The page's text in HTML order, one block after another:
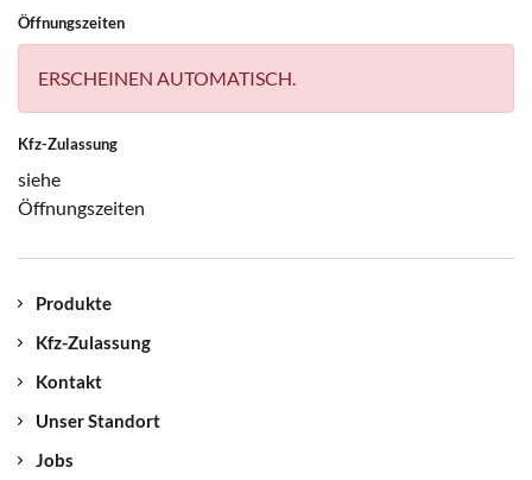
Öffnungszeiten
ERSCHEINEN AUTOMATISCH.
Kfz-Zulassung
siehe
Öffnungszeiten
Produkte
Kfz-Zulassung
Kontakt
Unser Standort
Jobs